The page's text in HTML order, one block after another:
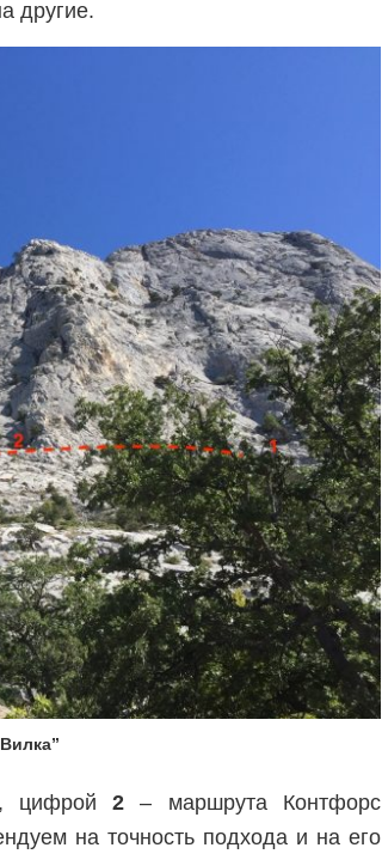
другие.
цифрой2 – маршрута Контфорс
на точность подхода и на его